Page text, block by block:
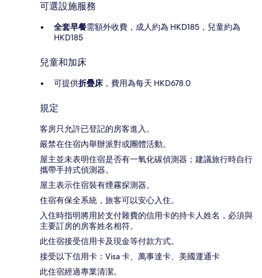
可選設施服務
全套早餐需額外收費，成人約為 HKD185，兒童約為
HKD185
兒童和加床
可提供折疊床 ，費用為每天 HKD678.0
規定
客房只允許已登記的房客進入。
嚴禁在住宿內舉辦派對或團體活動。
屋主並未表明住宿是否有一氧化碳偵測器；建議旅行時自行
攜帶手持式偵測器。
屋主表示住宿裝有煙霧探測器。
住宿有保全系統，旅客可以安心入住。
入住時指明將用於支付雜費的信用卡的持卡人姓名，必須與
主要訂房的房客姓名相符。
此住宿接受信用卡及現金等付款方式。
接受以下信用卡：Visa 卡、萬事達卡、美國運通卡
此住宿經過專業清潔。